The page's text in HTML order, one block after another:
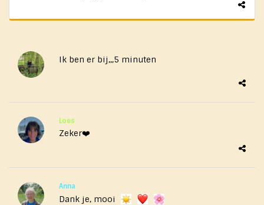
Ik ben er bij,,,5 minuten
Loes
Zeker❤️
Anna
Dank je, mooi